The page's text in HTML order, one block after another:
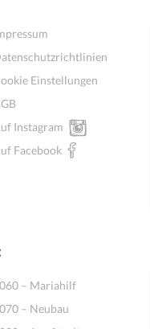
Einstellungen
Instagram
Facebook
– Mariahilf
– Neubau